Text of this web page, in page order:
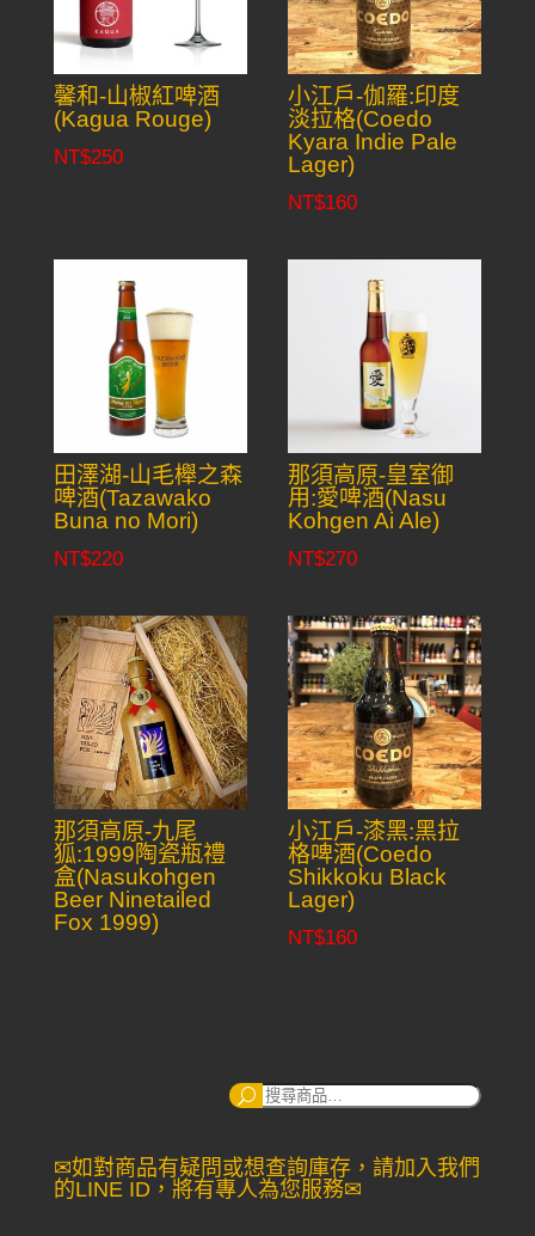
馨和-山椒紅啤酒
(Kagua Rouge)
NT$250
小江戶-伽羅:印度
淡拉格(Coedo
Kyara Indie Pale
Lager)
NT$160
田澤湖-山毛櫸之森
啤酒(Tazawako
Buna no Mori)
NT$220
那須高原-皇室御
用:愛啤酒(Nasu
Kohgen Ai Ale)
NT$270
那須高原-九尾
狐:1999陶瓷瓶禮
盒(Nasukohgen
Beer Ninetailed
Fox 1999)
小江戶-漆黑:黑拉
格啤酒(Coedo
Shikkoku Black
Lager)
NT$160
搜
✉如對商品有疑問或想查詢庫存，請加入我們
的LINE ID，將有專人為您服務✉